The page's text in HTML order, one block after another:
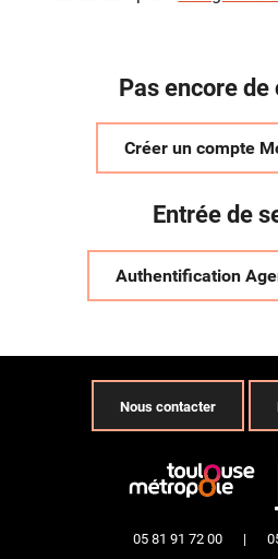
Pas encore de
Créer un compte
Entrée de
Authentification
Nous contacter
05 81 91 72 00 |